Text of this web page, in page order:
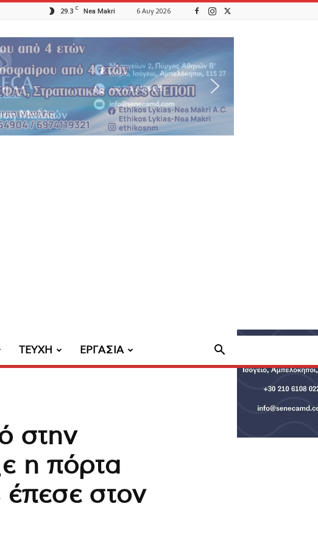
29.3 C Nea Makri 6 Αυγ 2026
ΤΕΥΧΗ ΕΡΓΑΣΙΑ
στην
η πόρτα
στον